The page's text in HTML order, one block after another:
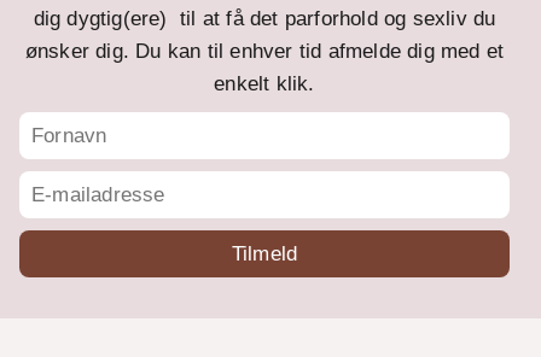
dig dygtig(ere) til at få det parforhold og sexliv du
ønsker dig. Du kan til enhver tid afmelde dig med et
enkelt klik.